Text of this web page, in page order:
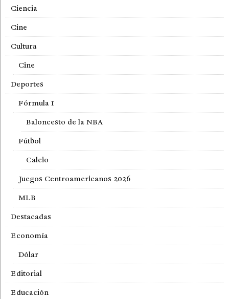
Ciencia
Cine
Cultura
Cine
Deportes
Fórmula 1
Baloncesto de la NBA
Fútbol
Calcio
Juegos Centroamericanos 2026
MLB
Destacadas
Economía
Dólar
Editorial
Educación